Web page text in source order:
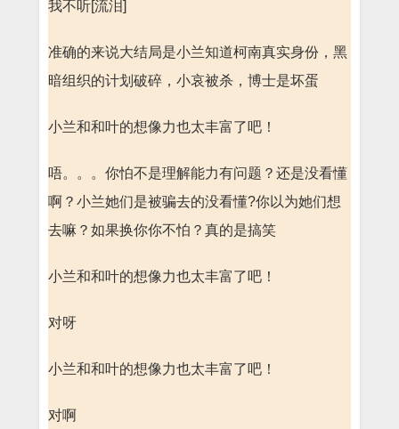
我不听[流泪]
准确的来说大结局是小兰知道柯南真实身份，黑
暗组织的计划破碎，小哀被杀，博士是坏蛋
小兰和和叶的想像力也太丰富了吧！
唔。。。你怕不是理解能力有问题？还是没看懂
啊？小兰她们是被骗去的没看懂?你以为她们想
去嘛？如果换你你不怕？真的是搞笑
小兰和和叶的想像力也太丰富了吧！
对呀
小兰和和叶的想像力也太丰富了吧！
对啊